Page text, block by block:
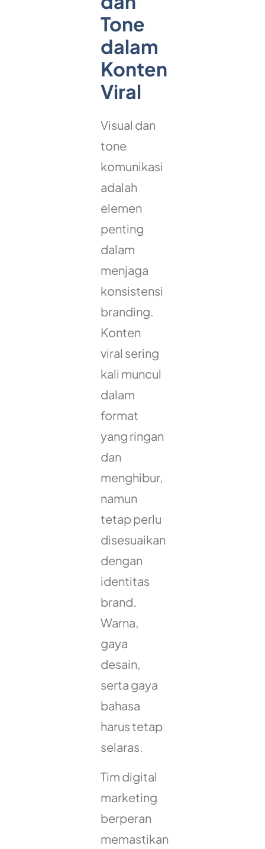
Tone
dalam
Konten
Viral
Visual dan
tone
komunikasi
adalah
elemen
penting
dalam
menjaga
konsistensi
branding.
Konten
viral sering
kali muncul
dalam
format
yang ringan
dan
menghibur,
namun
tetap perlu
disesuaikan
dengan
identitas
brand.
Warna,
gaya
desain,
serta gaya
bahasa
harus tetap
selaras.
Tim digital
marketing
berperan
memastikan